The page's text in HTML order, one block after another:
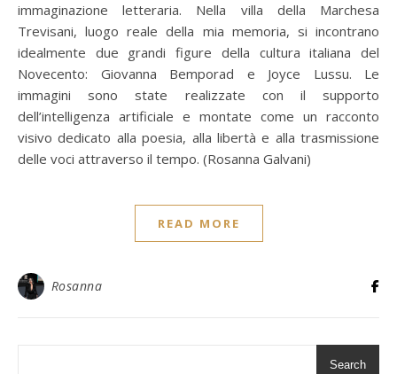
immaginazione letteraria. Nella villa della Marchesa
Trevisani, luogo reale della mia memoria, si incontrano
idealmente due grandi figure della cultura italiana del
Novecento: Giovanna Bemporad e Joyce Lussu. Le
immagini sono state realizzate con il supporto
dell’intelligenza artificiale e montate come un racconto
visivo dedicato alla poesia, alla libertà e alla trasmissione
delle voci attraverso il tempo. (Rosanna Galvani)
READ MORE
Rosanna
Search